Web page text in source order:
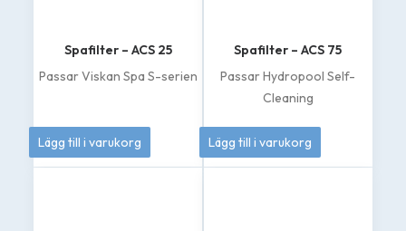
Spafilter – ACS 25
Passar Viskan Spa S-serien
369kr
Lägg till i varukorg
Spafilter – ACS 75
Passar Hydropool Self-
Cleaning
695kr
Lägg till i varukorg